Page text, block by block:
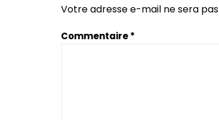
Votre adresse e-mail ne sera
Commentaire*